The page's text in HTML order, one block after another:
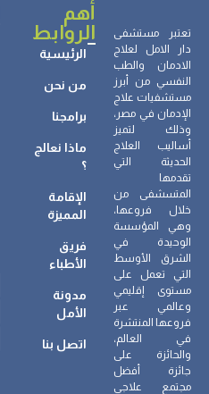
تعتبر مستشفى
دار الامل لعلاج
الادمان والطب
النفسي من أبرز
مستشفيات علاج
الإدمان في مصر،
وذلك لتميز
أساليب العلاج
الحديثة التي
تقدمها
المتسشفى من
خلال فروعها،
وهي المؤسسة
الوحيدة في
الشرق الأوسط
التي تعمل على
مستوى إقليمي
وعالمي عبر
فروعها المنتشرة
في العالم،
والحائزة على
جائزة أفضل
مجتمع علاجي
أهم
الروابط
الرئيسية
من نحن
برامجنا
ماذا نعالج
؟
الإقامة
المميزة
فريق
الأطباء
مدونة
الأمل
اتصل بنا